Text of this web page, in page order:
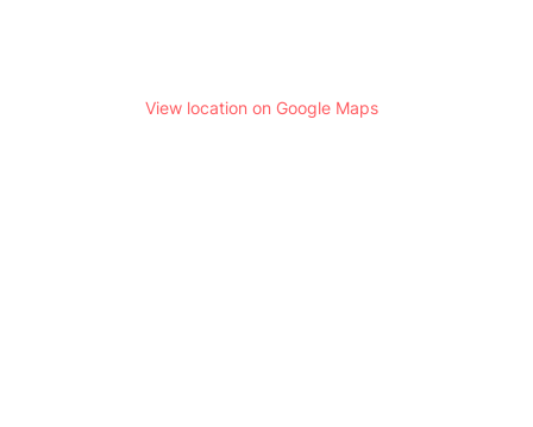
View location on Google Maps